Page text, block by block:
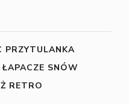
PRZYTULANKA
SNÓW
RETRO